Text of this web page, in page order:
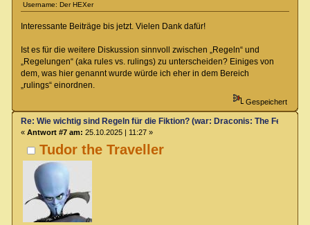
Username: Der HEXer
Interessante Beiträge bis jetzt. Vielen Dank dafür!
Ist es für die weitere Diskussion sinnvoll zwischen „Regeln“ und
„Regelungen“ (aka rules vs. rulings) zu unterscheiden? Einiges von
dem, was hier genannt wurde würde ich eher in dem Bereich
„rulings“ einordnen.
Gespeichert
Tudor the Traveller
Re: Wie wichtig sind Regeln für die Fiktion? (war: Draconis: The Feel-
« Antwort #7 am: 25.10.2025 | 11:27 »